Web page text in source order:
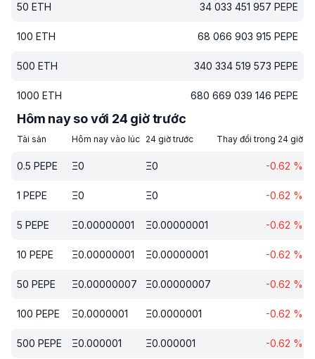
50 ETH 34 033 451 957 PEPE
100 ETH 68 066 903 915 PEPE
500 ETH 340 334 519 573 PEPE
1000 ETH 680 669 039 146 PEPE
Hôm nay so với 24 giờ trước
Tài sản Hôm nay vào lúc 24 giờ trước Thay đổi trong 24 giờ
0.5 PEPE Ξ0 Ξ0 -0.62 %
1 PEPE Ξ0 Ξ0 -0.62 %
5 PEPE Ξ0.00000001 Ξ0.00000001 -0.62 %
10 PEPE Ξ0.00000001 Ξ0.00000001 -0.62 %
50 PEPE Ξ0.00000007 Ξ0.00000007 -0.62 %
100 PEPE Ξ0.0000001 Ξ0.0000001 -0.62 %
500 PEPE Ξ0.000001 Ξ0.000001 -0.62 %